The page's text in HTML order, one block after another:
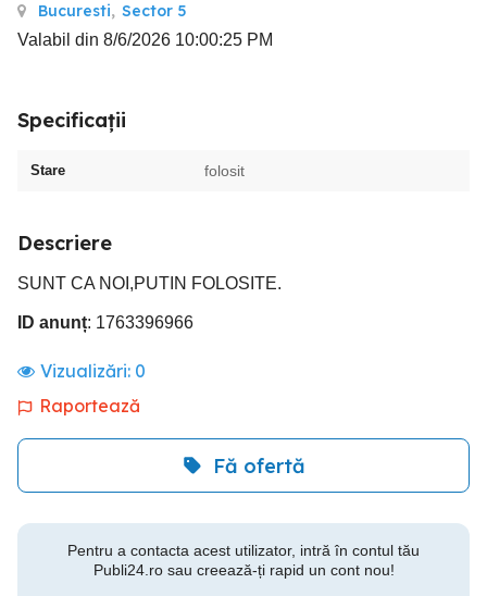
Bucuresti, Sector 5
Valabil din 8/6/2026 10:00:25 PM
Specificații
Stare folosit
Descriere
SUNT CA NOI,PUTIN FOLOSITE.
ID anunț: 1763396966
Vizualizări: 0
Raportează
Fă ofertă
Pentru a contacta acest utilizator, intră în contul tău
Publi24.ro sau creează-ți rapid un cont nou!